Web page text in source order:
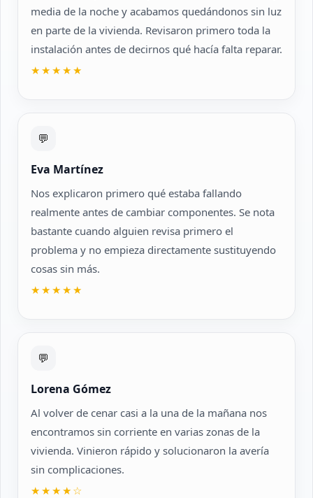
media de la noche y acabamos quedándonos sin luz
en parte de la vivienda. Revisaron primero toda la
instalación antes de decirnos qué hacía falta reparar.
★★★★★
💬
Eva Martínez
Nos explicaron primero qué estaba fallando
realmente antes de cambiar componentes. Se nota
bastante cuando alguien revisa primero el
problema y no empieza directamente sustituyendo
cosas sin más.
★★★★★
💬
Lorena Gómez
Al volver de cenar casi a la una de la mañana nos
encontramos sin corriente en varias zonas de la
vivienda. Vinieron rápido y solucionaron la avería
sin complicaciones.
★★★★☆